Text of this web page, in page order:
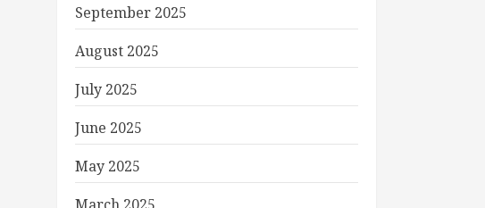
September 2025
August 2025
July 2025
June 2025
May 2025